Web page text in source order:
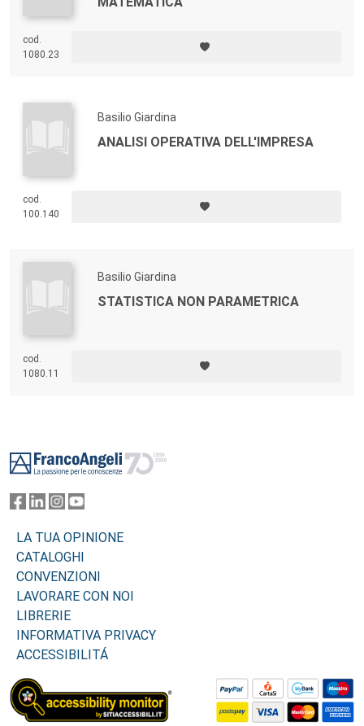
cod.
1080.23
Basilio Giardina
ANALISI OPERATIVA DELL'IMPRESA
cod.
100.140
Basilio Giardina
STATISTICA NON PARAMETRICA
cod.
1080.11
LA TUA OPINIONE
CATALOGHI
CONVENZIONI
LAVORARE CON NOI
LIBRERIE
INFORMATIVA PRIVACY
ACCESSIBILITÁ